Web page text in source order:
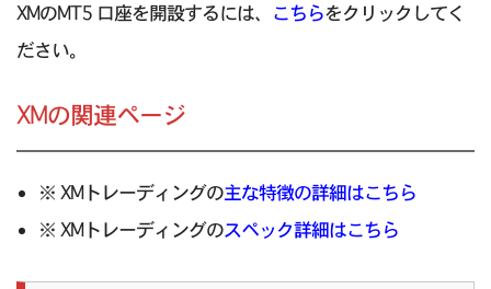
XMのMT5 口座を開設するには、 こちらをクリックしてく
ださい。
XMの関連ページ
※ XMトレーディングの主な特徴の詳細はこちら
※ XMトレーディングのスペック詳細はこちら